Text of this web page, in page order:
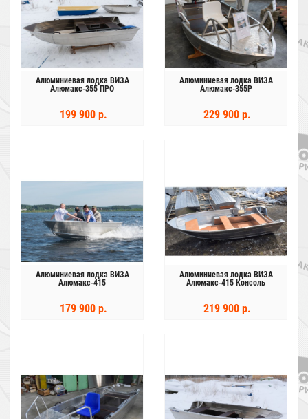
Алюминиевая лодка ВИЗА
Алюмакс-355 ПРО
199 900 р.
Алюминиевая лодка ВИЗА
Алюмакс-355Р
229 900 р.
Алюминиевая лодка ВИЗА
Алюмакс-415
179 900 р.
Алюминиевая лодка ВИЗА
Алюмакс-415 Консоль
219 900 р.